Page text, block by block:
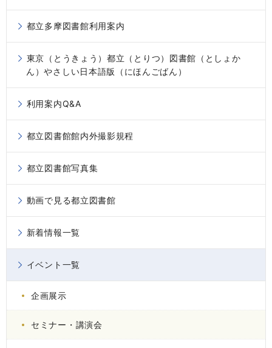
都立多摩図書館利用案内
東京（とうきょう）都立（とりつ）図書館（としょか
ん）やさしい日本語版（にほんごばん）
利用案内Q&A
都立図書館館内外撮影規程
都立図書館写真集
動画で見る都立図書館
新着情報一覧
イベント一覧
企画展示
セミナー・講演会